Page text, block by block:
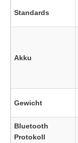
Standards
Akku
Gewicht
Bluetooth
Protokoll